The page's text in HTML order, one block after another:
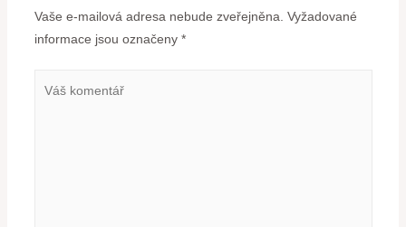
Vaše e-mailová adresa nebude zveřejněna. Vyžadované
informace jsou označeny *